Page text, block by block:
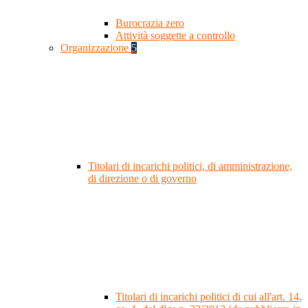
Burocrazia zero
Attività soggette a controllo
Organizzazione 5
Titolari di incarichi politici, di amministrazione,
di direzione o di governo
Titolari di incarichi politici di cui all'art. 14,